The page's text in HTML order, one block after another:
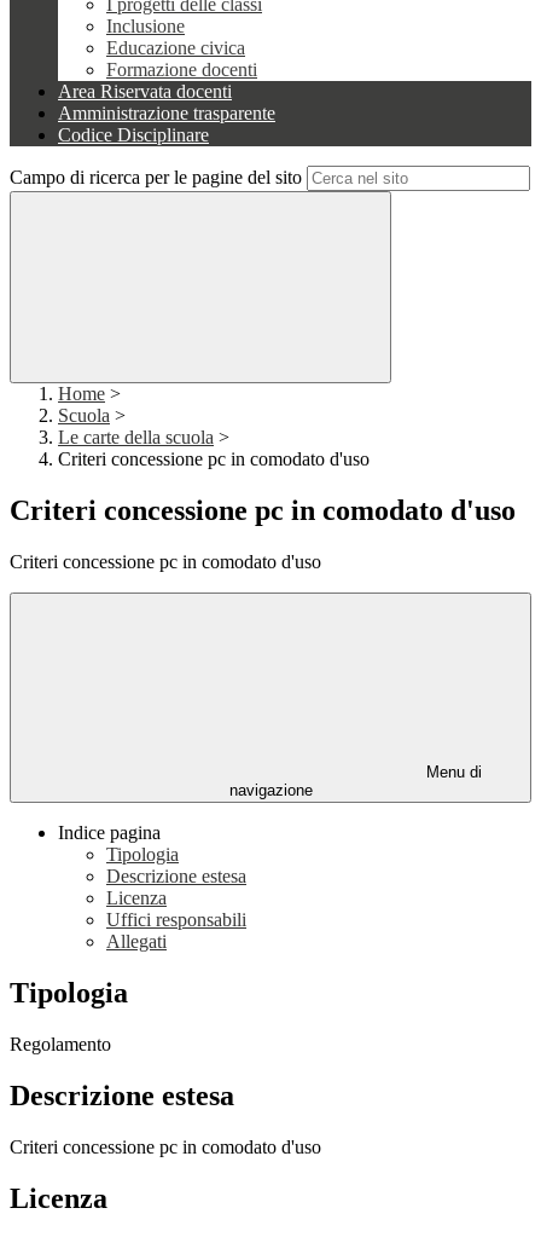
I progetti delle classi
Inclusione
Educazione civica
Formazione docenti
Area Riservata docenti
Amministrazione trasparente
Codice Disciplinare
Campo di ricerca per le pagine del sito
Home >
Scuola >
Le carte della scuola >
Criteri concessione pc in comodato d'uso
Criteri concessione pc in comodato d'uso
Criteri concessione pc in comodato d'uso
Menu di
navigazione
Indice pagina
Tipologia
Descrizione estesa
Licenza
Uffici responsabili
Allegati
Tipologia
Regolamento
Descrizione estesa
Criteri concessione pc in comodato d'uso
Licenza